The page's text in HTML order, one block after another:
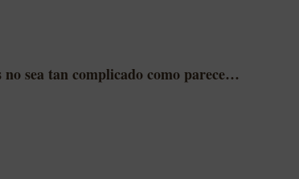
sea tan complicado como parece…